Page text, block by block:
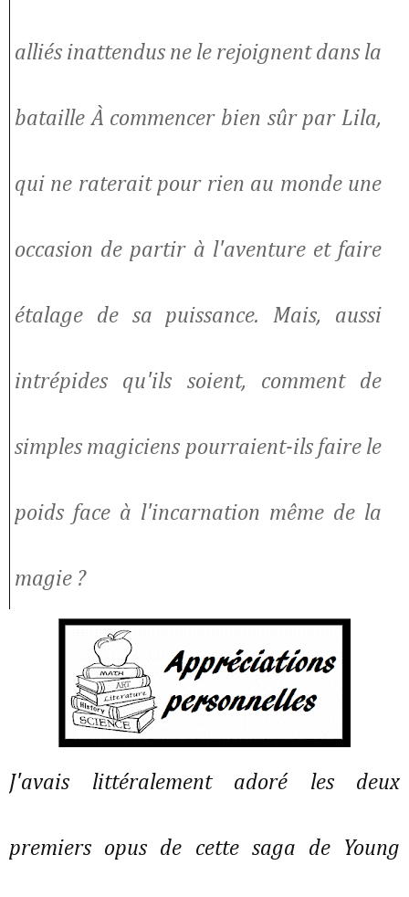
alliés inattendus ne le rejoignent dans la
bataille À commencer bien sûr par Lila,
qui ne raterait pour rien au monde une
occasion de partir à l'aventure et faire
étalage de sa puissance. Mais, aussi
intrépides qu'ils soient, comment de
simples magiciens pourraient-ils faire le
poids face à l'incarnation même de la
magie ?
J'avais littéralement adoré les deux
premiers opus de cette saga de Young